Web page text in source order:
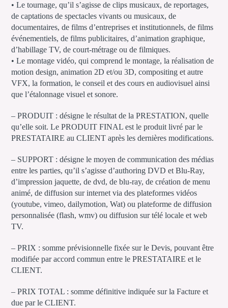
• Le tournage, qu’il s’agisse de clips musicaux, de reportages,
de captations de spectacles vivants ou musicaux, de
documentaires, de films d’entreprises et institutionnels, de films
événementiels, de films publicitaires, d’animation graphique,
d’habillage TV, de court-métrage ou de filmiques.
• Le montage vidéo, qui comprend le montage, la réalisation de
motion design, animation 2D et/ou 3D, compositing et autre
VFX, la formation, le conseil et des cours en audiovisuel ainsi
que l’étalonnage visuel et sonore.
– PRODUIT : désigne le résultat de la PRESTATION, quelle
qu’elle soit. Le PRODUIT FINAL est le produit livré par le
PRESTATAIRE au CLIENT après les dernières modifications.
– SUPPORT : désigne le moyen de communication des médias
entre les parties, qu’il s’agisse d’authoring DVD et Blu-Ray,
d’impression jaquette, de dvd, de blu-ray, de création de menu
animé, de diffusion sur internet via des plateformes vidéos
(youtube, vimeo, dailymotion, Wat) ou plateforme de diffusion
personnalisée (flash, wmv) ou diffusion sur télé locale et web
TV.
– PRIX : somme prévisionnelle fixée sur le Devis, pouvant être
modifiée par accord commun entre le PRESTATAIRE et le
CLIENT.
– PRIX TOTAL : somme définitive indiquée sur la Facture et
due par le CLIENT.